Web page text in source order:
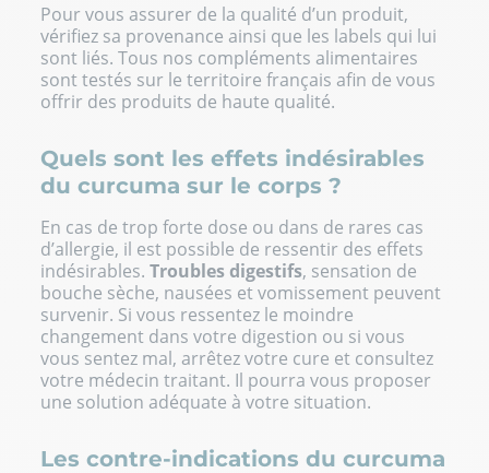
Pour vous assurer de la qualité d’un produit,
vérifiez sa provenance ainsi que les labels qui lui
sont liés. Tous nos compléments alimentaires
sont testés sur le territoire français afin de vous
offrir des produits de haute qualité.
Quels sont les effets indésirables
du curcuma sur le corps ?
En cas de trop forte dose ou dans de rares cas
d’allergie, il est possible de ressentir des effets
indésirables.Troubles digestifs, sensation de
bouche sèche, nausées et vomissement peuvent
survenir. Si vous ressentez le moindre
changement dans votre digestion ou si vous
vous sentez mal, arrêtez votre cure et consultez
votre médecin traitant. Il pourra vous proposer
une solution adéquate à votre situation.
Les contre-indications du curcuma